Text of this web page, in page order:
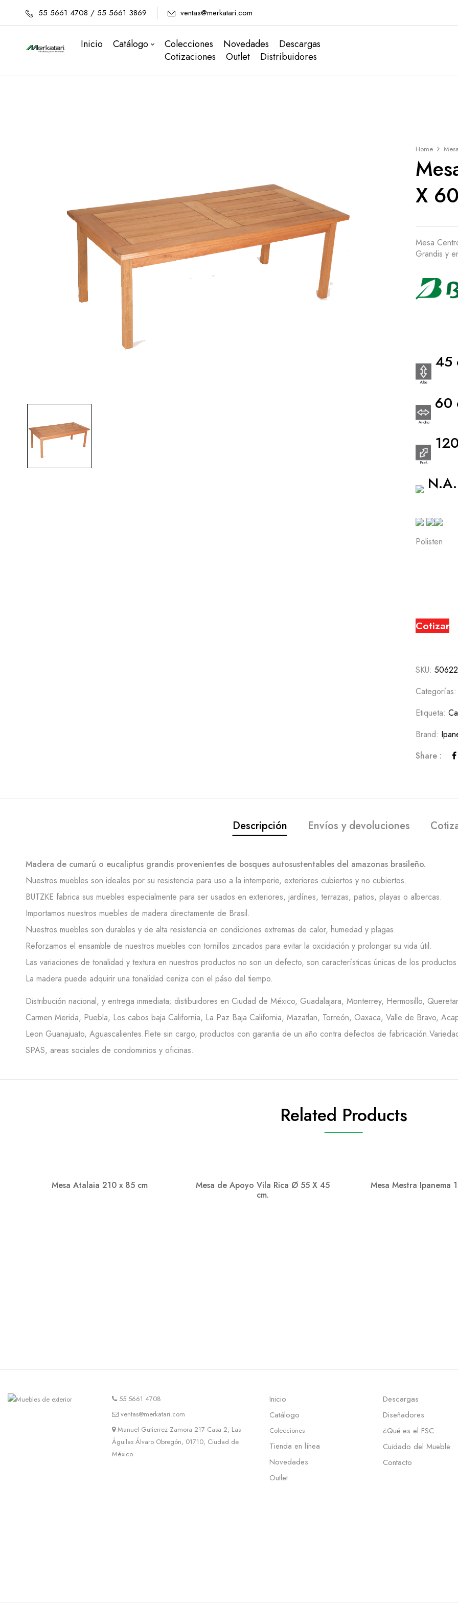
55 5661 4708 / 55 5661 3869 ventas@merkatari.com
Inicio Catálogo Colecciones Novedades
Descargas
Cotizaciones
Outlet Distribuidores
Home
X
Mesa
Grandis y
45
60
N.A.
Polisten
Cotizar
SKU:
Etiqueta:
Brand:
Share :
Descripción Envíos y devoluciones
Madera de cumarú o eucaliptus grandis provenientes de bosques autosustentables del amazonas brasileño.
Nuestros muebles son ideales por su resistencia para uso a la intemperie, exteriores cubiertos y no cubiertos.
BUTZKE fabrica sus muebles especialmente para ser usados en exteriores, jardínes, terrazas, patios, playas o albercas.
Importamos nuestros muebles de madera directamente de Brasil.
Nuestros muebles son durables y de alta resistencia en condiciones extremas de calor, humedad y plagas.
Reforzamos el ensamble de nuestros muebles con tornillos zincados para evitar la oxcidación y prolongar su vida útil.
Las variaciones de tonalidad y textura en nuestros productos no son un defecto, son características únicas de los
La madera puede adquirir una tonalidad ceniza con el páso del tiempo.
Distribución nacional, y entrega inmediata; distibuidores en Ciudad de México, Guadalajara, Monterrey, Hermosillo,
Carmen Merida, Puebla, Los cabos baja California, La Paz Baja California, Mazatlan, Torreón, Oaxaca, Valle de Bravo,
Leon Guanajuato, Aguascalientes.Flete sin cargo, productos con garantia de un año contra defectos de
SPAS, areas sociales de condominios y oficinas.
Related Products
Mesa Atalaia 210 x 85 cm
Mesa de Apoyo Vila Rica Ø 55 X 45
cm.
Mesa Mestra Ipanema
55 5661 4708
ventas@merkatari.com
Manuel Gutierrez Zamora 217 Casa 2, Las
Águilas Álvaro Obregón, 01710, Ciudad de
México
Inicio
Catálogo
Colecciones
Tienda en línea
Novedades
Outlet
Descargas
Diseñadores
¿Qué es el FSC
Cuidado del Mueble
Contacto